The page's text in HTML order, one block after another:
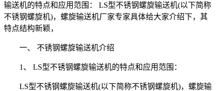
输送机的特点和应用范围： LS型不锈钢螺旋输送机(以下简称
不锈钢螺旋机)，螺旋输送机厂家专家具体给大家介绍下，其
特点结构新颖，
一、 不锈钢螺旋输送机介绍
1、 LS型不锈钢螺旋输送机的特点和应用范围：
LS型不锈钢螺旋输送机(以下简称不锈钢螺旋机)，螺旋输